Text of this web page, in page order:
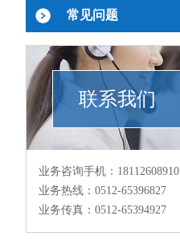
常见问题
联系我们
业务咨询手机：18112608910
业务热线：0512-65396827
业务传真：0512-65394927